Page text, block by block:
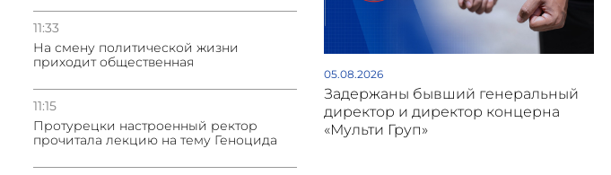
11:33
На смену политической жизни
приходит общественная
11:15
Протурецки настроенный ректор
прочитала лекцию на тему Геноцида
05.08.2026
Задержаны бывший генеральный
директор и директор концерна
«Мульти Груп»